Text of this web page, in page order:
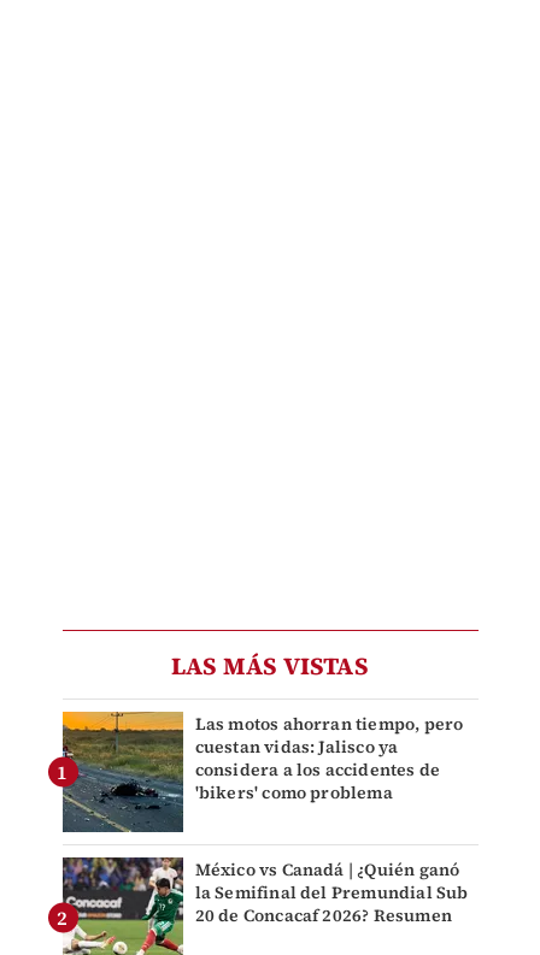
LAS MÁS VISTAS
Las motos ahorran tiempo, pero
cuestan vidas: Jalisco ya
considera a los accidentes de
'bikers' como problema
México vs Canadá | ¿Quién ganó
la Semifinal del Premundial Sub
20 de Concacaf 2026? Resumen